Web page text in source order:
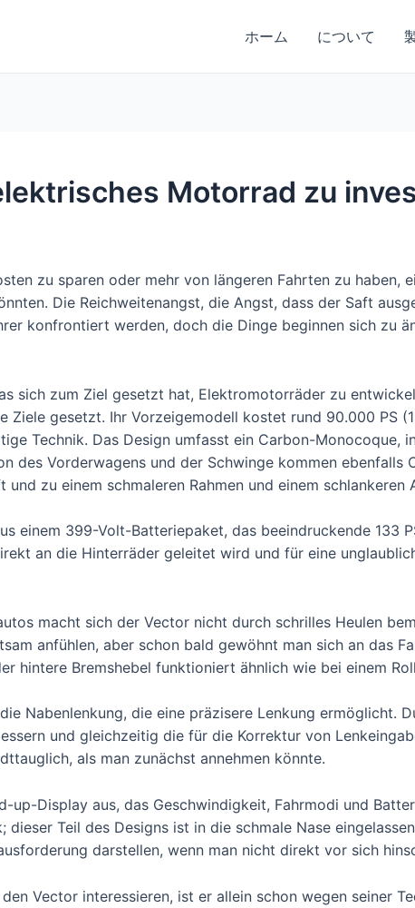
ホーム について
Motorrad zu
zu sparen oder mehr von längeren Fahrten zu
Die Reichweitenangst, die Angst, dass der Saft
konfrontiert werden, doch die Dinge beginnen sich zu
sich zum Ziel gesetzt hat, Elektromotorräder zu
Ziele gesetzt. Ihr Vorzeigemodell kostet rund 90.000 PS
Technik. Das Design umfasst ein Carbon-Monocoque,
des Vorderwagens und der Schwinge kommen ebenfalls
zu einem schmaleren Rahmen und einem schlankeren
einem 399-Volt-Batteriepaket, das beeindruckende 133
an die Hinterräder geleitet wird und für eine
macht sich der Vector nicht durch schrilles Heulen
anfühlen, aber schon bald gewöhnt man sich an das
hintere Bremshebel funktioniert ähnlich wie bei einem
Nabenlenkung, die eine präzisere Lenkung ermöglicht.
und gleichzeitig die für die Korrektur von
als man zunächst annehmen könnte.
up-Display aus, das Geschwindigkeit, Fahrmodi und
Teil des Designs ist in die schmale Nase
darstellen, wenn man nicht direkt vor sich
Vector interessieren, ist er allein schon wegen seiner